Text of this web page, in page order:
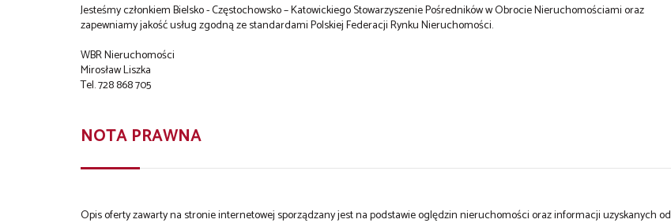
Jesteśmy członkiem Bielsko - Częstochowsko – Katowickiego Stowarzyszenie Pośredników w Obrocie Nieruchomościami oraz
zapewniamy jakość usług zgodną ze standardami Polskiej Federacji Rynku Nieruchomości.
WBR Nieruchomości
Mirosław Liszka
Tel. 728 868 705
NOTA PRAWNA
Opis oferty zawarty na stronie internetowej sporządzany jest na podstawie oględzin nieruchomości oraz informacji uzyskanych od